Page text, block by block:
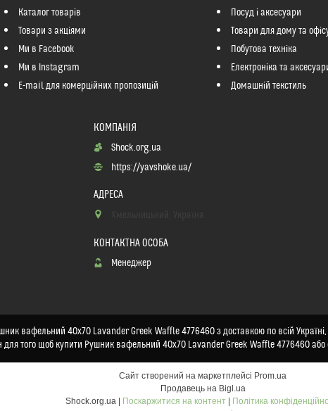
Каталог товарів
Товари з акціями
Ми в Facebook
Ми в Instagram
E-mail для комерційних пропозицій
Посуд і аксесуари
Товари для дому та
Побутова техніка
Електроніка та
Домашній текстиль
Shock.org.ua
https://yavshoke.ua/
Менеджер
вафельний 40x70 Lavander Greek Waffle 4776460 з доставкою по всій
для того щоб купити Рушник вафельний 40x70 Lavander Greek Waffle 4776460
Сайт створений на маркетплейсі Prom.ua
Продавець на Bigl.ua
Поскаржитися на контент
Політика